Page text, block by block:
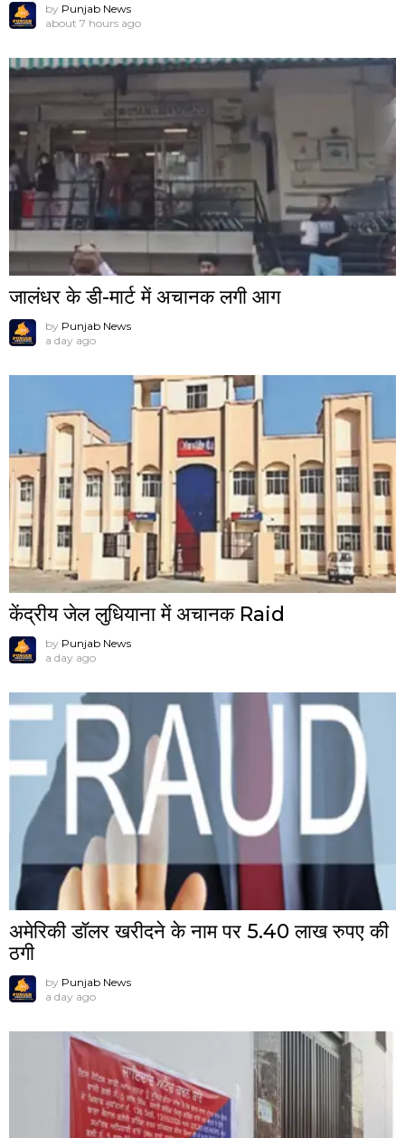
by Punjab News
about 7 hours ago
जालंधर के डी-मार्ट में अचानक लगी आग
by Punjab News
a day ago
केंद्रीय जेल लुधियाना में अचानक Raid
by Punjab News
a day ago
अमेरिकी डॉलर खरीदने के नाम पर 5.40 लाख रुपए की
ठगी
by Punjab News
a day ago